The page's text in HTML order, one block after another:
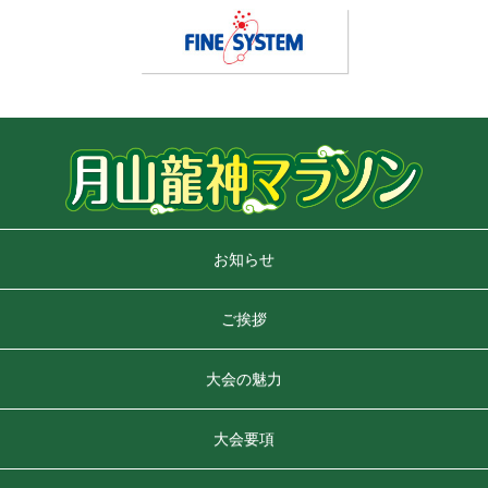
お知らせ
ご挨拶
大会の魅力
大会要項